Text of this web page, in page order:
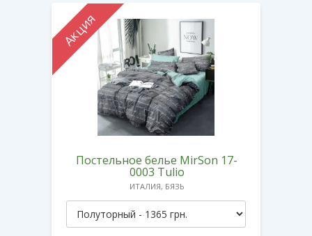
Акция
Постельное белье MirSon 17-
0003 Tulio
ИТАЛИЯ, БЯЗЬ